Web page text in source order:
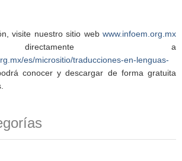
visite nuestro sitio web www.infoem.org.mx
a
es/micrositio/traducciones-en-lenguas-
conocer y descargar de forma gratuita